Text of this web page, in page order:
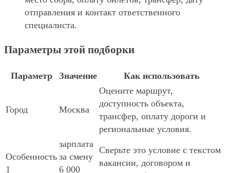
отправления и контакт ответственного
специалиста.
Параметры этой подборки
Параметр Значение Как использовать
Город Москва
Оцените маршрут,
доступность объекта,
трансфер, оплату дороги и
региональные условия.
Особенность
1
зарплата
за смену
6 000
Сверьте это условие с текстом
вакансии, договором и